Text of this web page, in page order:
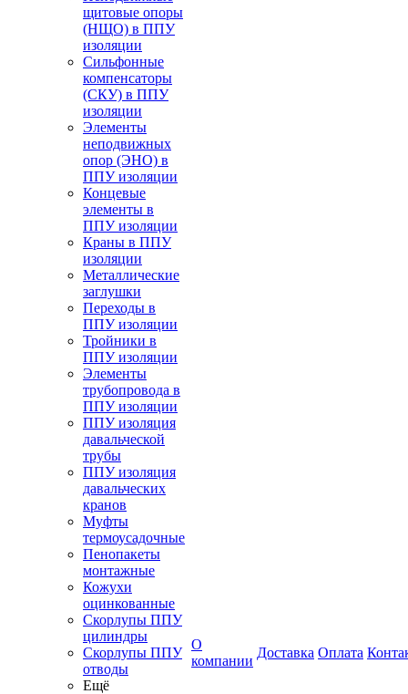
щитовые опоры
(НЩО) в ППУ
изоляции
Cильфонные
компенсаторы
(СКУ) в ППУ
изоляции
Элементы
неподвижных
опор (ЭНО) в
ППУ изоляции
Концевые
элементы в
ППУ изоляции
Краны в ППУ
изоляции
Металлические
заглушки
Переходы в
ППУ изоляции
Тройники в
ППУ изоляции
Элементы
трубопровода в
ППУ изоляции
ППУ изоляция
давальческой
трубы
ППУ изоляция
давальческих
кранов
Муфты
термоусадочные
Пенопакеты
монтажные
Кожухи
оцинкованные
Скорлупы ППУ
цилиндры
Скорлупы ППУ
отводы
Ещё
О
компании
Доставка Оплата